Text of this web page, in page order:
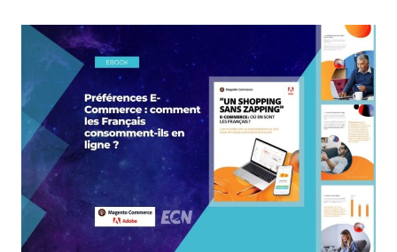
EXPÉRIENCE
PRODUIT
EFFICACE
SUR
SON
SITE
E-
COMMERCE
?